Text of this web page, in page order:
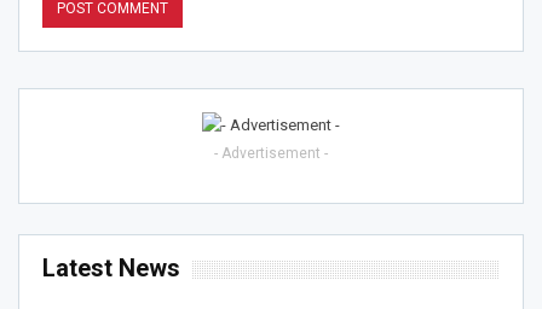
- Advertisement -
Latest News